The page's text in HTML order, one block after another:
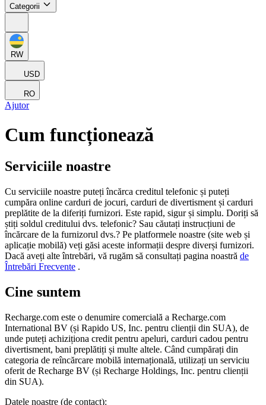
Categorii
RW
USD
RO
Ajutor
Cum funcționează
Serviciile noastre
Cu serviciile noastre puteți încărca creditul telefonic și puteți
cumpăra online carduri de jocuri, carduri de divertisment și carduri
preplătite de la diferiți furnizori. Este rapid, sigur și simplu. Doriți să
știți soldul creditului dvs. telefonic? Sau căutați instrucțiuni de
încărcare de la furnizorul dvs.? Pe platformele noastre (site web și
aplicație mobilă) veți găsi aceste informații despre diverși furnizori.
Dacă aveți alte întrebări, vă rugăm să consultați pagina noastră de
Întrebări Frecvente .
Cine suntem
Recharge.com este o denumire comercială a Recharge.com
International BV (și Rapido US, Inc. pentru clienții din SUA), de
unde puteți achiziționa credit pentru apeluri, carduri cadou pentru
divertisment, bani preplătiți și multe altele. Când cumpărați din
categoria de reîncărcare mobilă internațională, utilizați un serviciu
oferit de Recharge BV (și Recharge Holdings, Inc. pentru clienții
din SUA).
Datele noastre (de contact):